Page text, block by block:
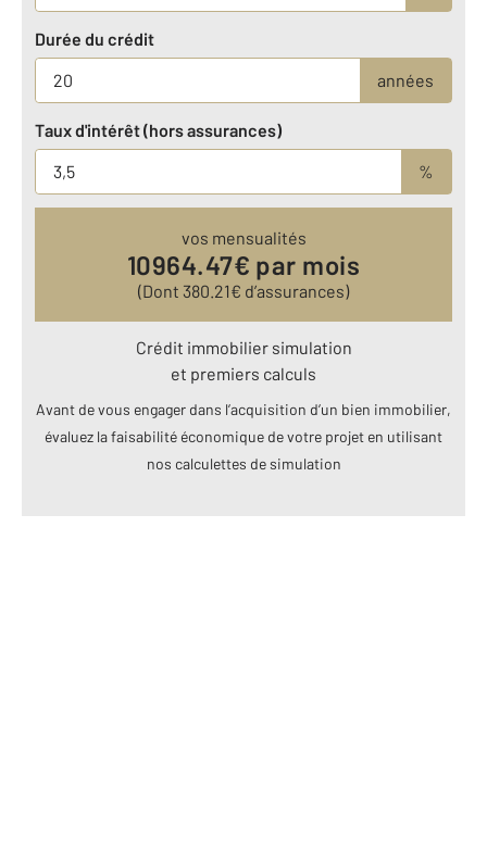
Durée du crédit
années
Taux d'intérêt (hors assurances)
%
vos mensualités
10964.47€ par mois
(Dont 380.21€ d’assurances)
Crédit immobilier simulation
et premiers calculs
Avant de vous engager dans l’acquisition d’un bien immobilier,
évaluez la faisabilité économique de votre projet en utilisant
nos calculettes de simulation